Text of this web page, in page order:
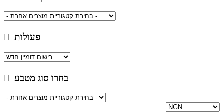
פעולות
בחרו סוג מטבע